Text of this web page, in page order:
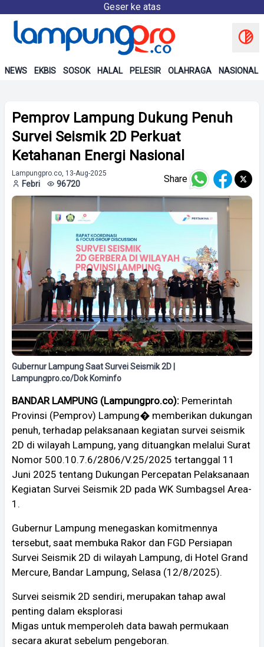
Geser ke atas
NEWS EKBIS SOSOK HALAL PELESIR OLAHRAGA NASIONAL
Pemprov Lampung Dukung Penuh
Survei Seismik 2D Perkuat
Ketahanan Energi Nasional
Lampungpro.co, 13-Aug-2025
Febri 96720 Share
Gubernur Lampung Saat Survei Seismik 2D |
Lampungpro.co/Dok Kominfo
BANDAR LAMPUNG (Lampungpro.co): Pemerintah
Provinsi (Pemprov) Lampung� memberikan dukungan
penuh, terhadap pelaksanaan kegiatan survei seismik
2D di wilayah Lampung, yang dituangkan melalui Surat
Nomor 500.10.7.6/2806/V.25/2025 tertanggal 11
Juni 2025 tentang Dukungan Percepatan Pelaksanaan
Kegiatan Survei Seismik 2D pada WK Sumbagsel Area-
1.
Gubernur Lampung menegaskan komitmennya
tersebut, saat membuka Rakor dan FGD Persiapan
Survei Seismik 2D di wilayah Lampung, di Hotel Grand
Mercure, Bandar Lampung, Selasa (12/8/2025).
Survei seismik 2D sendiri, merupakan tahap awal
penting dalam eksplorasi
Migas untuk memperoleh data bawah permukaan
secara akurat sebelum pengeboran.